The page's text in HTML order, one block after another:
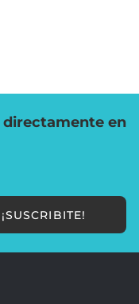
directamente en
¡SUSCRIBITE!